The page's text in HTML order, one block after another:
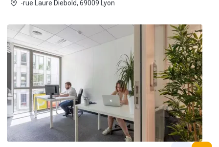
-rue Laure Diebold, 69009 Lyon